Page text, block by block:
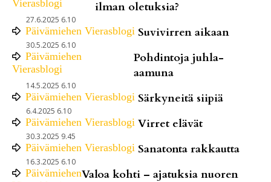
Vierasblogi
ilman oletuksia?
27.6.2025 6.10
Päivämiehen Vierasblogi Suvivirren aikaan
30.5.2025 6.10
Päivämiehen
Vierasblogi
Pohdintoja juhla-
aamuna
14.5.2025 6.10
Päivämiehen Vierasblogi Särkyneitä siipiä
6.4.2025 6.10
Päivämiehen Vierasblogi Virret elävät
30.3.2025 9.45
Päivämiehen Vierasblogi Sanatonta rakkautta
16.3.2025 6.10
PäivämiehenValoa kohti – ajatuksia nuoren